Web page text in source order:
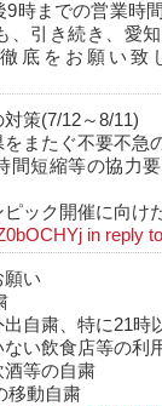
時までの営業時
、引き続き、愛
底をお願い
策(7/12～8/11)
またぐ不要不急
間短縮等の協力
ック開催に向け
in reply
い
自粛、特に21時
い飲食店等の利
酒等の自粛
移動自粛